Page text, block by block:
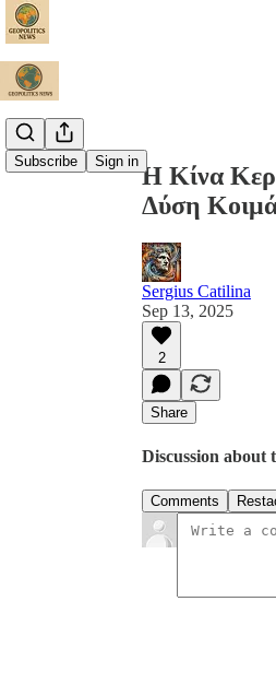
Subscribe Sign in
Η Κίνα
Δύση
Sergius Catilina
Sep 13, 2025
2
Share
Discussion about
Comments